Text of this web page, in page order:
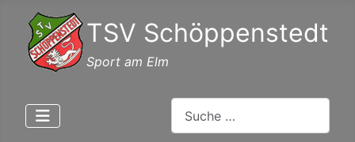
TSV Schöppenstedt
Sport am Elm